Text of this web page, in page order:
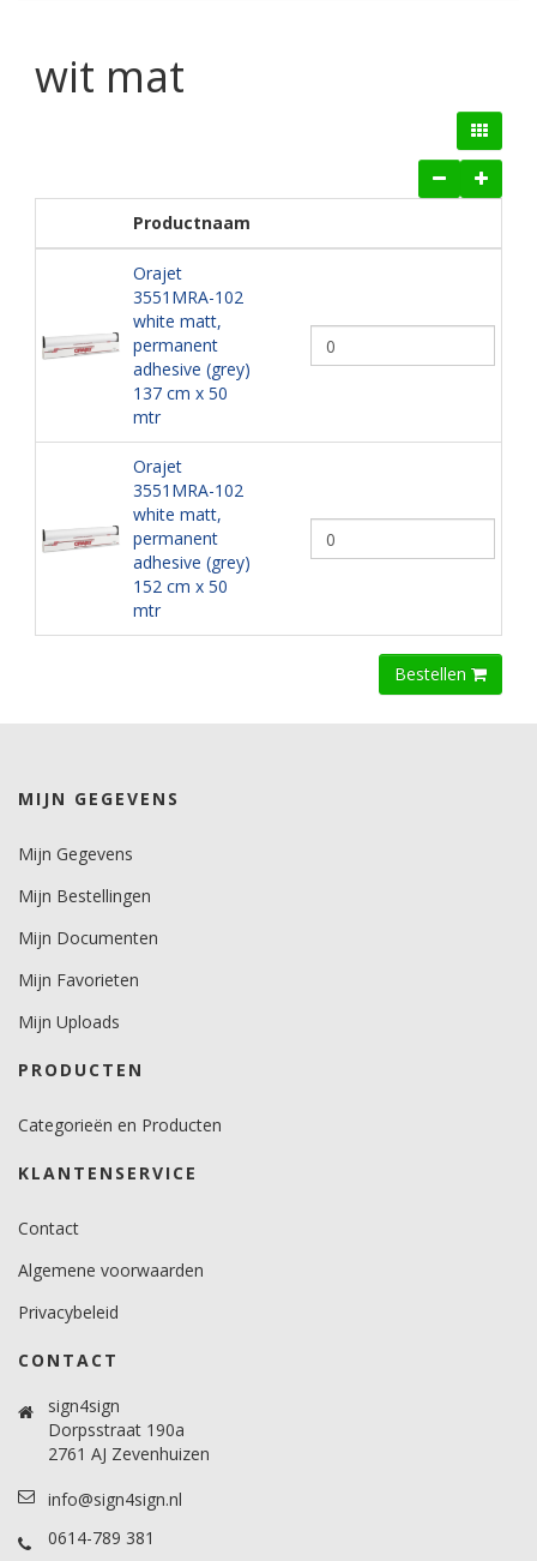
wit mat
Productnaam
Orajet
3551MRA-102
white matt,
permanent
adhesive (grey)
137 cm x 50
mtr
Orajet
3551MRA-102
white matt,
permanent
adhesive (grey)
152 cm x 50
mtr
Bestellen
MIJN GEGEVENS
Mijn Gegevens
Mijn Bestellingen
Mijn Documenten
Mijn Favorieten
Mijn Uploads
PRODUCTEN
Categorieën en Producten
KLANTENSERVICE
Contact
Algemene voorwaarden
Privacybeleid
CONTACT
sign4sign
Dorpsstraat 190a
2761 AJ Zevenhuizen
info@sign4sign.nl
0614-789 381